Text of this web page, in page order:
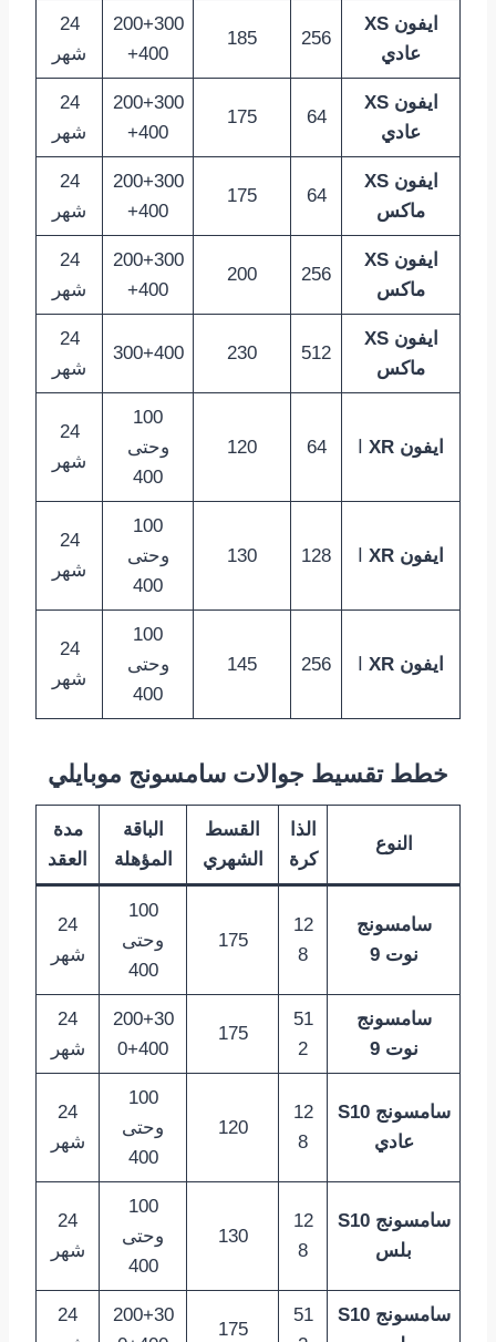
ايفون XS
عادي
256
185
200+300
+400
24
شهر
ايفون XS
عادي
64
175
200+300
+400
24
شهر
ايفون XS
ماكس
64
175
200+300
+400
24
شهر
ايفون XS
ماكس
256
200
200+300
+400
24
شهر
ايفون XS
ماكس
512
230
300+400
24
شهر
ايفون XR 64
120
100
وحتى
400
24
شهر
ايفون XR 128
130
100
وحتى
400
24
شهر
ايفون XR 256
145
100
وحتى
400
24
شهر
خطط تقسيط جوالات سامسونج موبايلي
النوع
الذا
كرة
القسط
الشهري
الباقة
المؤهلة
مدة
العقد
سامسونج
نوت 9
12
8
175
100
وحتى
400
24
شهر
سامسونج
نوت 9
51
2
175
200+30
0+400
24
شهر
سامسونج S10
عادي
12
8
120
100
وحتى
400
24
شهر
سامسونج S10
بلس
12
8
130
100
وحتى
400
24
شهر
سامسونج S10
51
175
200+30
24